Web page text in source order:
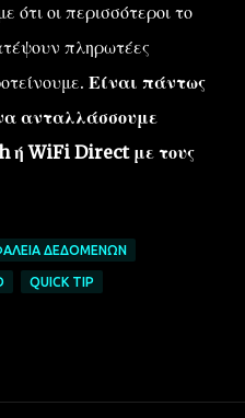
ότι οι περισσότεροι το
πληρωτέες
Είναι πάντως
ανταλλάσσουμε
ή WiFi Direct με τους
ΔΕΔΟΜΈΝΩΝ
QUICK TIP